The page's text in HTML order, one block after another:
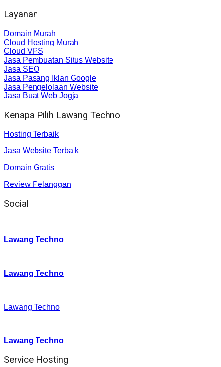
Layanan
Domain Murah
Cloud Hosting Murah
Cloud VPS
Jasa Pembuatan Situs Website
Jasa SEO
Jasa Pasang Iklan Google
Jasa Pengelolaan Website
Jasa Buat Web Jogja
Kenapa Pilih Lawang Techno
Hosting Terbaik
Jasa Website Terbaik
Domain Gratis
Review Pelanggan
Social
Lawang Techno
Lawang Techno
Lawang Techno
Lawang Techno
Service Hosting